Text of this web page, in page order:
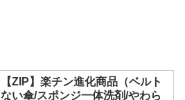
【ZIP】楽チン進化商品（ベルト
ない傘/スポンジ一体洗剤/やわら